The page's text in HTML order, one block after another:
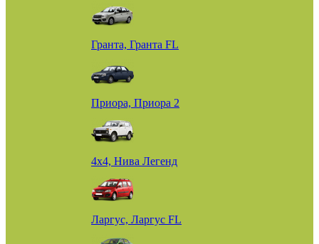
Гранта, Гранта FL
Приора, Приора 2
4х4, Нива Легенд
Ларгус, Ларгус FL